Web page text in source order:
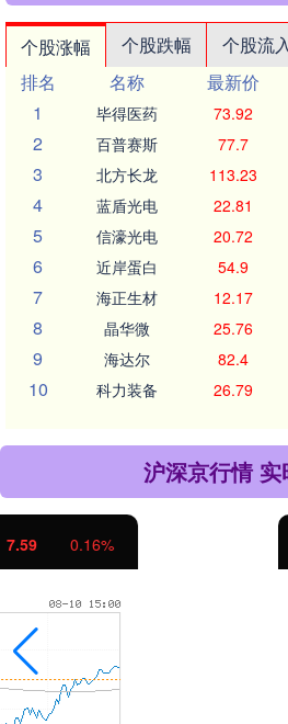
个股涨幅 个股跌幅 个股流
排名
名称 最新价
1
毕得医药 73.92
2 百普赛斯 77.7
3 北方长龙 113.23
4 蓝盾光电 22.81
5 信濠光电 20.72
6 近岸蛋白 54.9
7 海正生材 12.17
8 晶华微 25.76
9 海达尔 82.4
10 科力装备 26.79
沪深京行情
北证50